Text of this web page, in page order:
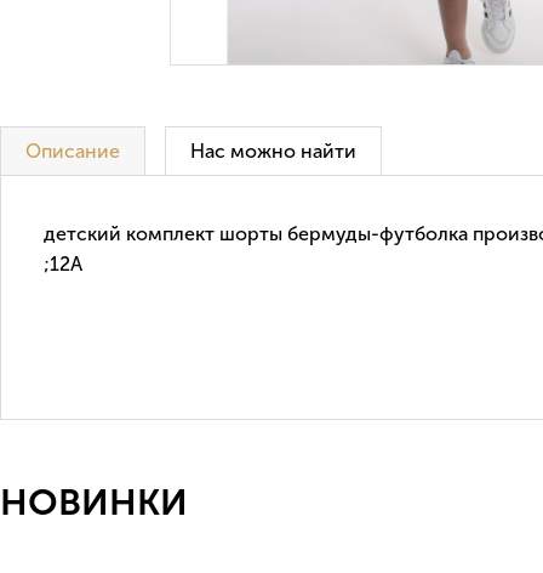
Описание Нас можно найти
детский комплект шорты бермуды-футболка
;12А
НОВИНКИ